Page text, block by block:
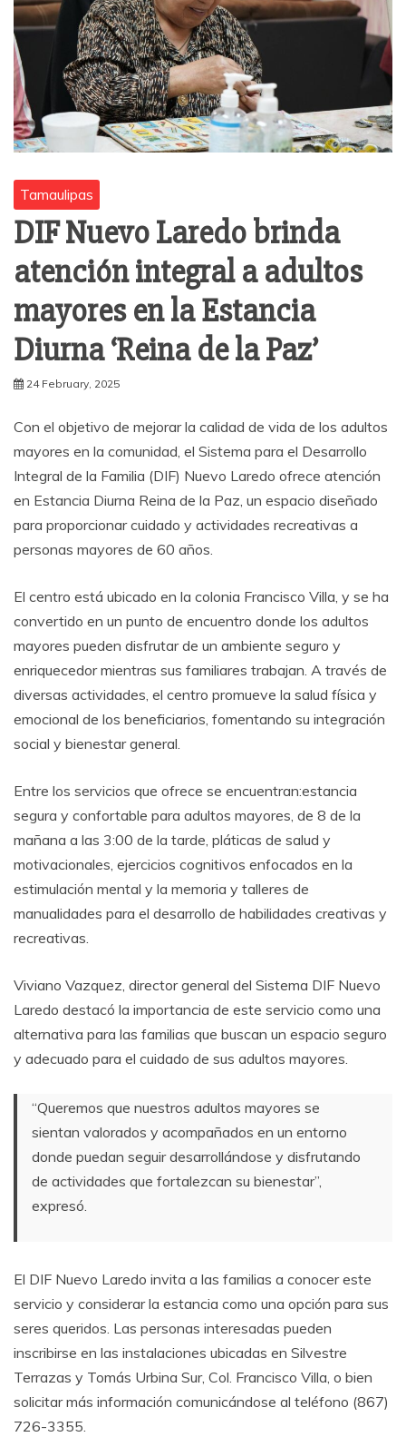
Tamaulipas
DIF Nuevo Laredo brinda
atención integral a adultos
mayores en la Estancia
Diurna ‘Reina de la Paz’
24 February, 2025
Con el objetivo de mejorar la calidad de vida de los adultos
mayores en la comunidad, el Sistema para el Desarrollo
Integral de la Familia (DIF) Nuevo Laredo ofrece atención
en Estancia Diurna Reina de la Paz, un espacio diseñado
para proporcionar cuidado y actividades recreativas a
personas mayores de 60 años.
El centro está ubicado en la colonia Francisco Villa, y se ha
convertido en un punto de encuentro donde los adultos
mayores pueden disfrutar de un ambiente seguro y
enriquecedor mientras sus familiares trabajan. A través de
diversas actividades, el centro promueve la salud física y
emocional de los beneficiarios, fomentando su integración
social y bienestar general.
Entre los servicios que ofrece se encuentran:estancia
segura y confortable para adultos mayores, de 8 de la
mañana a las 3:00 de la tarde, pláticas de salud y
motivacionales, ejercicios cognitivos enfocados en la
estimulación mental y la memoria y talleres de
manualidades para el desarrollo de habilidades creativas y
recreativas.
Viviano Vazquez, director general del Sistema DIF Nuevo
Laredo destacó la importancia de este servicio como una
alternativa para las familias que buscan un espacio seguro
y adecuado para el cuidado de sus adultos mayores.
“Queremos que nuestros adultos mayores se
sientan valorados y acompañados en un entorno
donde puedan seguir desarrollándose y disfrutando
de actividades que fortalezcan su bienestar”,
expresó.
El DIF Nuevo Laredo invita a las familias a conocer este
servicio y considerar la estancia como una opción para sus
seres queridos. Las personas interesadas pueden
inscribirse en las instalaciones ubicadas en Silvestre
Terrazas y Tomás Urbina Sur, Col. Francisco Villa, o bien
solicitar más información comunicándose al teléfono (867)
726-3355.